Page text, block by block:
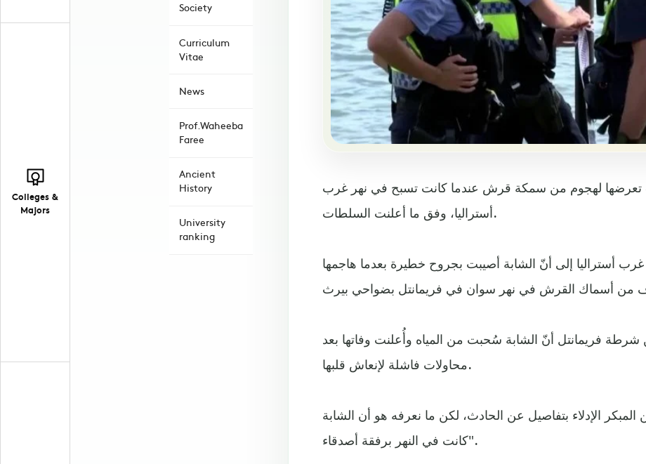
Colleges &
Majors
Society
Curriculum
Vitae
News
Prof.Waheeba
Faree
Ancient
History
University
ranking
16 عاما عقب تعرضها لهجوم من سمكة قرش عندما كانت تسبح في نهر غرب
أستراليا، وفق ما أعلنت السلطات.
أستراليا إلى أنّ الشابة أصيبت بجروح خطيرة بعدما هاجمها
فريمانتل أنّ الشابة سُحبت من المياه وأُعلنت وفاتها بعد
محاولات فاشلة لإنعاش قلبها.
الإدلاء بتفاصيل عن الحادث، لكن ما نعرفه هو أن الشابة
كانت في النهر برفقة أصدقاء".